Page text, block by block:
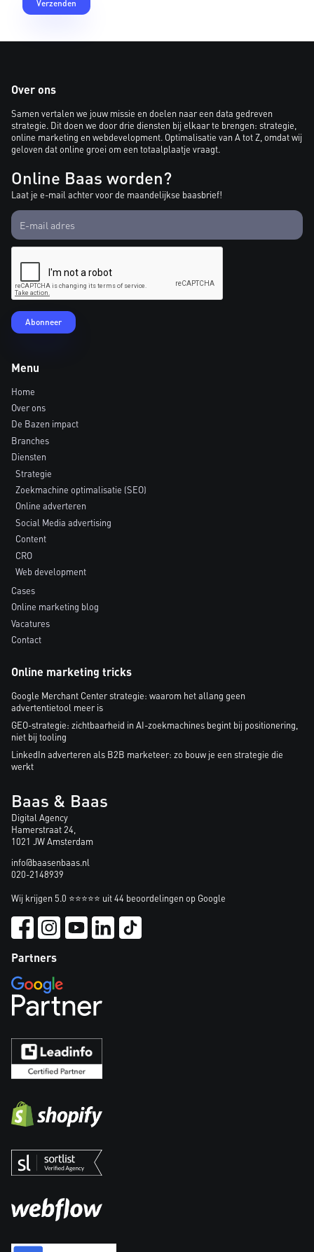
Over ons
Samen vertalen we jouw missie en doelen naar een data gedreven
strategie. Dit doen we door drie diensten bij elkaar te brengen: strategie,
online marketing en webdevelopment. Optimalisatie van A tot Z, omdat wij
geloven dat online groei om een totaalplaatje vraagt.
Online Baas worden?
Laat je e-mail achter voor de maandelijkse baasbrief!
Menu
Home
Over ons
De Bazen impact
Branches
Diensten
Strategie
Zoekmachine optimalisatie (SEO)
Online adverteren
Social Media advertising
Content
CRO
Web development
Cases
Online marketing blog
Vacatures
Contact
Online marketing tricks
Google Merchant Center strategie: waarom het allang geen
advertentietool meer is
GEO-strategie: zichtbaarheid in AI-zoekmachines begint bij positionering,
niet bij tooling
LinkedIn adverteren als B2B marketeer: zo bouw je een strategie die
werkt
Baas & Baas
Digital Agency
Hamerstraat 24,
1021 JW Amsterdam
info@baasenbaas.nl
020-2148939
Wij krijgen 5.0 ⭐⭐⭐⭐⭐ uit 44 beoordelingen op Google
Partners